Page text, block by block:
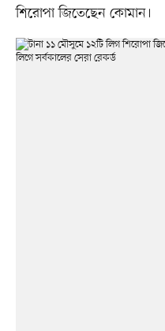
শিরোপা জিতেছেন কোমান।